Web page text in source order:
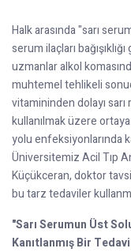
Halk arasında "sarı
serum ilaçları
uzmanlar alkol
muhtemel tehlikeli
vitamininden dolayı
kullanılmak üzere
yolu enfeksiyonlarında
Üniversitemiz Acil Tıp
Küçükceran, doktor
bu tarz tedaviler
"Sarı Serumun Üst
Kanıtlanmış Bir